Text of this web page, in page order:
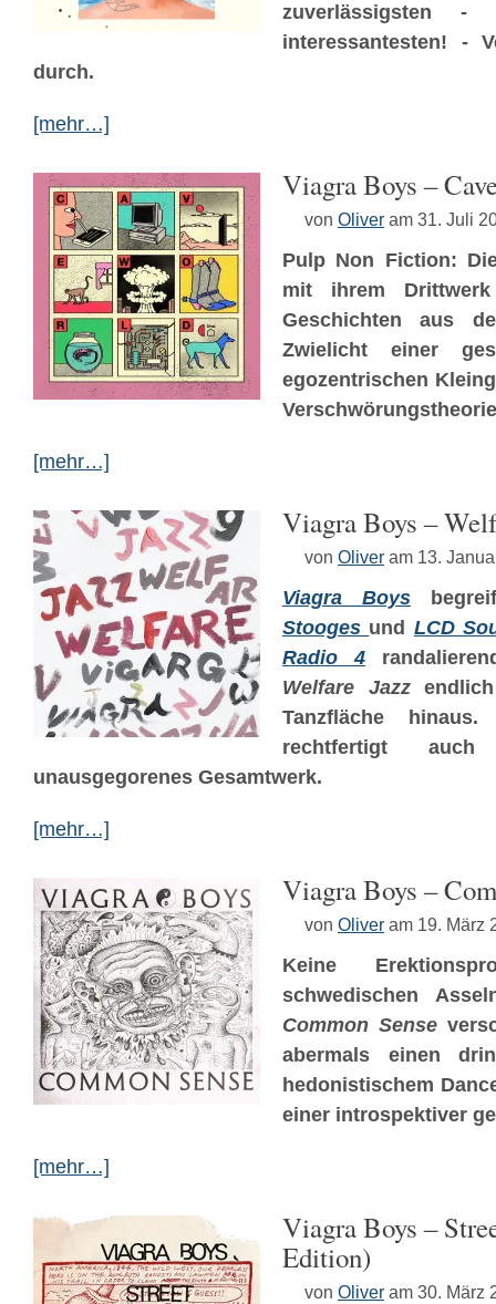
zuverlässigsten -
interessantesten! -
durch.
[mehr…]
Viagra Boys –
von Oliver am 31. Juli
Pulp Non Fiction:
mit ihrem
Geschichten aus
Zwielicht einer
egozentrischen
[mehr…]
Viagra Boys –
von Oliver am 13.
Viagra Boys
Stooges und LCD
Radio 4
Welfare Jazzendlich
Tanzfläche
rechtfertigt
unausgegorenes Gesamtwerk.
[mehr…]
Viagra Boys –
von Oliver am 19. März
Keine
schwedischen
Common Sense
abermals einen
hedonistischem
einer introspektiver
[mehr…]
Viagra Boys –
Edition)
von Oliver am 30. März